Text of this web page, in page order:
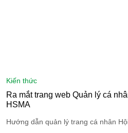
kiến thức
Ra mắt trang web Quản lý cá
HSMA
Hướng dẫn quản lý trang cá nhân